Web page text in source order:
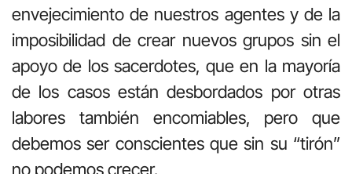
envejecimiento de nuestros agentes y de la
imposibilidad de crear nuevos grupos sin el
apoyo de los sacerdotes, que en la mayoría
de los casos están desbordados por otras
labores también encomiables, pero que
debemos ser conscientes que sin su “tirón”
no podemos crecer.